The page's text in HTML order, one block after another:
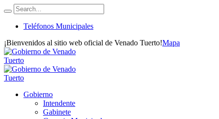
Teléfonos Municipales
¡Bienvenidos al sitio web oficial de Venado Tuerto!Mapa
Gobierno
Intendente
Gabinete